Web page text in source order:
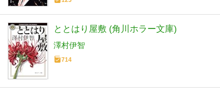
ととはり屋敷 (角川ホラー文庫)
澤村伊智
714